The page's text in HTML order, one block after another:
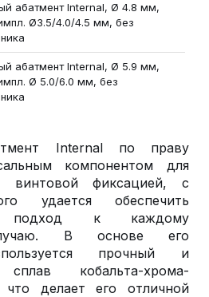
абатмент Internal, Ø 4.8 мм,
Ø3.5/4.0/4.5 мм, без
абатмент Internal, Ø 5.9 мм,
Ø 5.0/6.0 мм, без
Internal по праву
компонентом для
винтовой фиксацией, с
удается обеспечить
подход к каждому
В основе его
прочный и
сплав кобальта-хрома-
что делает его отличной